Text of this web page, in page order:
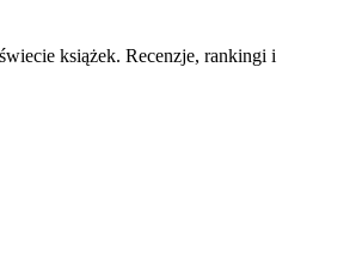
książek. Recenzje, rankingi i